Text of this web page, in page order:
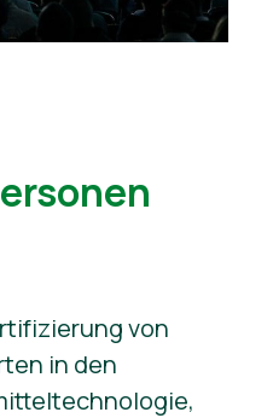
von
in den